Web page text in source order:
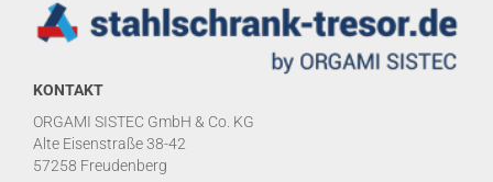
KONTAKT
ORGAMI SISTEC GmbH & Co. KG
Alte Eisenstraße 38-42
57258 Freudenberg